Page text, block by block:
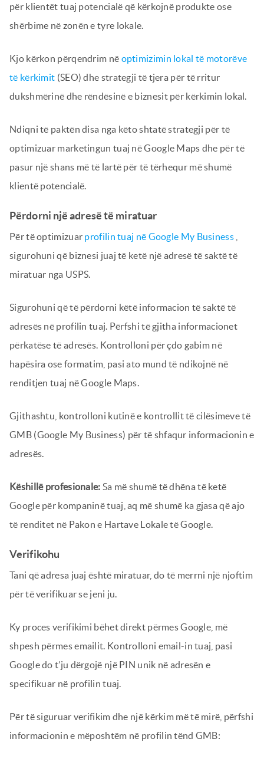
për klientët tuaj potencialë që kërkojnë produkte ose
shërbime në zonën e tyre lokale.
Kjo kërkon përqendrim në optimizimin lokal të motorëve
të kërkimit (SEO) dhe strategji të tjera për të rritur
dukshmërinë dhe rëndësinë e biznesit për kërkimin lokal.
Ndiqni të paktën disa nga këto shtatë strategji për të
optimizuar marketingun tuaj në Google Maps dhe për të
pasur një shans më të lartë për të tërhequr më shumë
klientë potencialë.
Përdorni një adresë të miratuar
Për të optimizuar profilin tuaj në Google My Business,
sigurohuni që biznesi juaj të ketë një adresë të saktë të
miratuar nga USPS.
Sigurohuni që të përdorni këtë informacion të saktë të
adresës në profilin tuaj. Përfshi të gjitha informacionet
përkatëse të adresës. Kontrolloni për çdo gabim në
hapësira ose formatim, pasi ato mund të ndikojnë në
renditjen tuaj në Google Maps.
Gjithashtu, kontrolloni kutinë e kontrollit të cilësimeve të
GMB (Google My Business) për të shfaqur informacionin e
adresës.
Këshillë profesionale: Sa më shumë të dhëna të ketë
Google për kompaninë tuaj, aq më shumë ka gjasa që ajo
të renditet në Pakon e Hartave Lokale të Google.
Verifikohu
Tani që adresa juaj është miratuar, do të merrni një njoftim
për të verifikuar se jeni ju.
Ky proces verifikimi bëhet direkt përmes Google, më
shpesh përmes emailit. Kontrolloni email-in tuaj, pasi
Google do t’ju dërgojë një PIN unik në adresën e
specifikuar në profilin tuaj.
Për të siguruar verifikim dhe një kërkim më të mirë, përfshi
informacionin e mëposhtëm në profilin tënd GMB: